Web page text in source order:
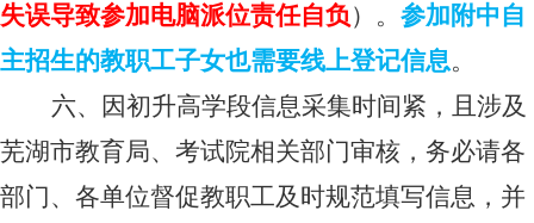
失误导致参加电脑派位责任自负）。 参加附中自
主招生的教职工子女也需要线上登记信息。
六、因初升高学段信息采集时间紧，且涉及
芜湖市教育局、考试院相关部门审核，务必请各
部门、各单位督促教职工及时规范填写信息，并